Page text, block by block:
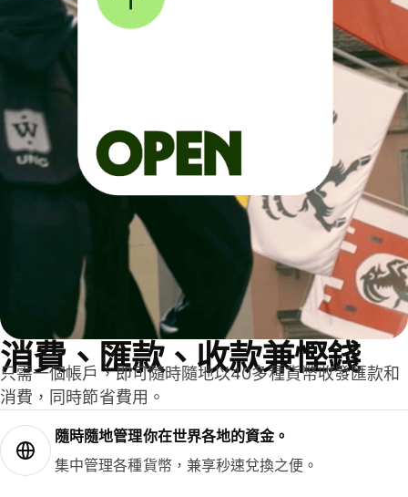
消費、匯款、收款兼慳錢
只需一個帳戶，即可隨時隨地以40多種貨幣收發匯款和
消費，同時節省費用。
隨時隨地管理你在世界各地的資金。
集中管理各種貨幣，兼享秒速兌換之便。